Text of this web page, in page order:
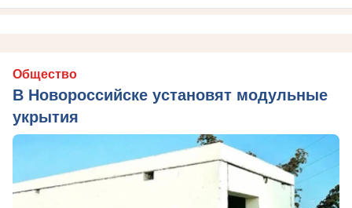
Общество
В Новороссийске установят модульные
укрытия